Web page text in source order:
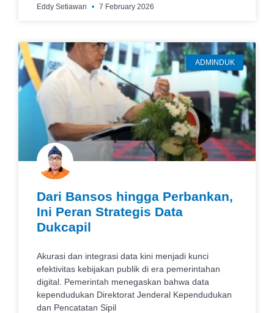
Eddy Setiawan 7 February 2026
ADMINDUK
Dari Bansos hingga Perbankan,
Ini Peran Strategis Data
Dukcapil
Akurasi dan integrasi data kini menjadi kunci
efektivitas kebijakan publik di era pemerintahan
digital. Pemerintah menegaskan bahwa data
kependudukan Direktorat Jenderal Kependudukan
dan Pencatatan Sipil